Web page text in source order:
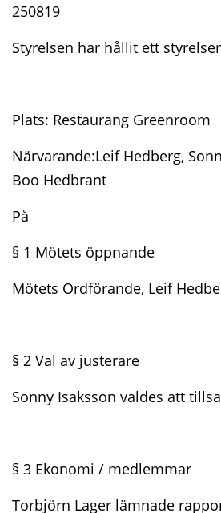
250819
Styrelsen har hållit ett
Plats: Restaurang Greenroom
Närvarande:Leif Hedberg,
Boo Hedbrant
På
§ 1 Mötets öppnande
Mötets Ordförande, Leif
§ 2 Val av justerare
Sonny Isaksson valdes att
§ 3 Ekonomi / medlemmar
Torbjörn Lager lämnade